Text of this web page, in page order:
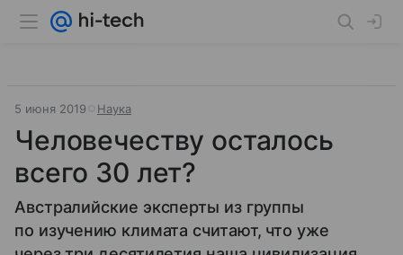
5 июня 2019 Наука
Человечеству осталось
всего 30 лет?
Австралийские эксперты из группы
по изучению климата считают, что уже